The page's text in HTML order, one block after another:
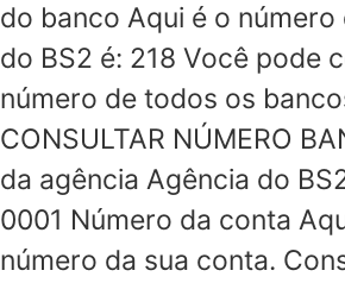
do banco Aqui é o número
do BS2 é: 218 Você pode
número de todos os
CONSULTAR NÚMERO
da agência Agência do
0001 Número da conta
número da sua conta.